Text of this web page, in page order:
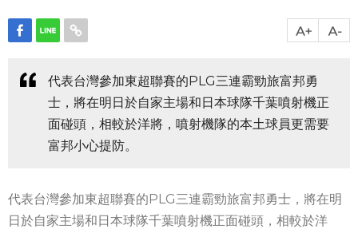
代表台灣參加東超聯賽的PLG三連霸勁旅富邦勇
士，將在明日於自家主場和日本球隊千葉噴射機正
面碰頭，相較於洋將，噴射機隊的本土球員更需要
富邦小心提防。
代表台灣參加東超聯賽的PLG三連霸勁旅富邦勇士，將在明
日於自家主場和日本球隊千葉噴射機正面碰頭，相較於洋